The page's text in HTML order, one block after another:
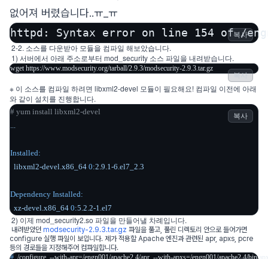
없어져 버렸습니다..ㅠ_ㅠ
httpd: Syntax error on line 154 of /
복사
2-2. 소스를 다운받아 모듈을 컴파일 해보았습니다.
1) 서버에서 아래 주소로부터 mod_security 소스 파일을 내려받습니다.
wget https://www.modsecurity.org/tarball/2.9.3/modsecurity-2.9.3.tar.gz
복사
※ 이 소스를 컴파일 하려면 libxml2-devel 모듈이 필요해요! 컴파일 이전에 아래
와 같이 설치를 진행합니다.
# yum install libxml2-devel
...
Installed:
libxml2-devel.x86_64 0:2.9.1-6.el7_2.3
Dependency Installed:
xz-devel.x86_64 0:5.2.2-1.el7
복사
2) 이제 mod_security2.so 파일을 만들어낼 차례입니다.
내려받았던 modsecurity-2.9.3.tar.gz 파일을 풀고, 풀린 디렉토리 안으로 들어가면
configure 실행 파일이 보입니다. 제가 적용할 Apache 엔진과 관련된 apr, apxs, pcre
등의 경로들을 지정해주어 컴파일합니다.
# ./configure  --with-apr=/engn001/apache2.4/apr  --with-apxs=/engn001/apache2.4/bin/